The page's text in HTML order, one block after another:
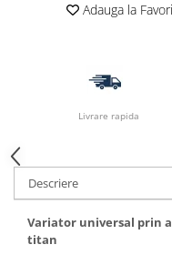
Adauga la
Livrare rapida
Descriere
Variator universal prin
titan